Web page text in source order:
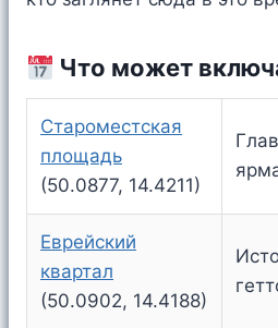
Что может
Староместская
площадь
(50.0877, 14.4211)
Еврейский
квартал
(50.0902, 14.4188)